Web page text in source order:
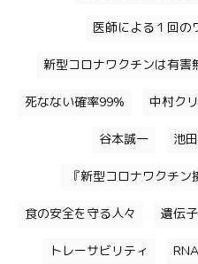
医師による１回の
新型コロナワクチンは有害
死なない確率99% 中村ク
谷本誠一 池
『新型コロナワクチ
食の安全を守る人々 遺伝
トレーサビリティ